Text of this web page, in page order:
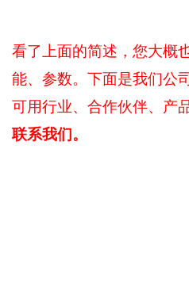
看了上面的简述，您大概
能、参数。下面是我们公
可用行业、合作伙伴、产
联系我们。